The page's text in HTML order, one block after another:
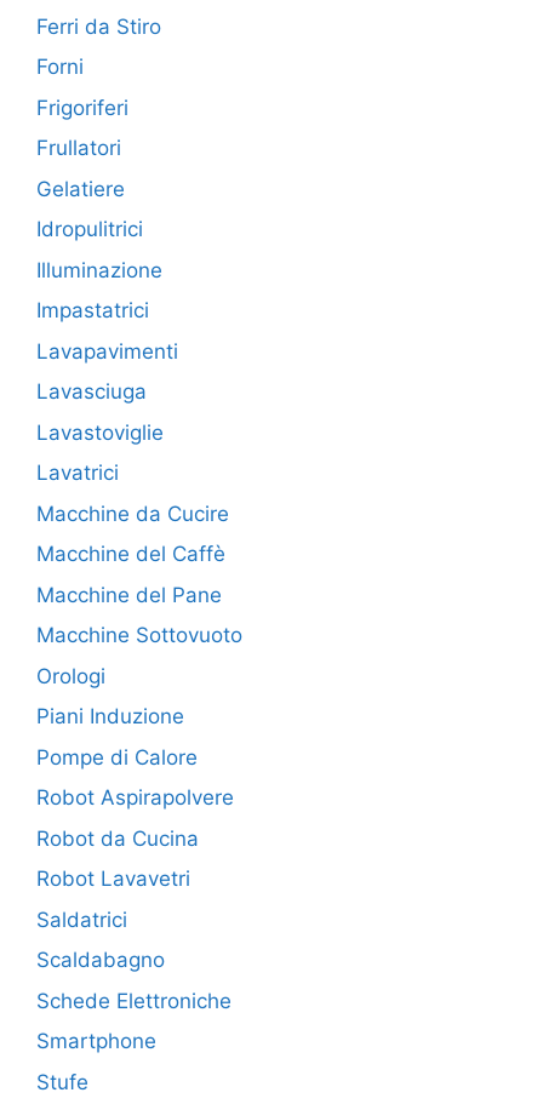
Ferri da Stiro
Forni
Frigoriferi
Frullatori
Gelatiere
Idropulitrici
Illuminazione
Impastatrici
Lavapavimenti
Lavasciuga
Lavastoviglie
Lavatrici
Macchine da Cucire
Macchine del Caffè
Macchine del Pane
Macchine Sottovuoto
Orologi
Piani Induzione
Pompe di Calore
Robot Aspirapolvere
Robot da Cucina
Robot Lavavetri
Saldatrici
Scaldabagno
Schede Elettroniche
Smartphone
Stufe